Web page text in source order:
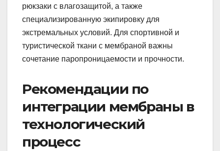
рюкзаки с влагозащитой, а также
специализированную экипировку для
экстремальных условий. Для спортивной и
туристической ткани с мембраной важны
сочетание паропроницаемости и прочности.
Рекомендации по
интеграции мембраны в
технологический
процесс